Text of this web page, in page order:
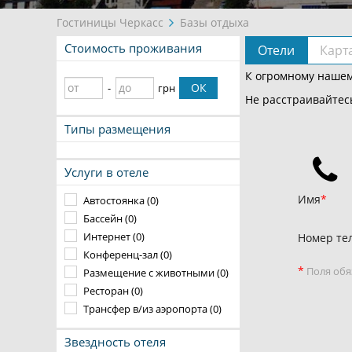
Гостиницы Черкасс Базы отдыха
Стоимость проживания
- грн ОК
Типы размещения
Услуги в отеле
Автостоянка (0)
Бассейн (0)
Интернет (0)
Конференц-зал (0)
Размещение с животными (0)
Ресторан (0)
Трансфер в/из аэропорта (0)
Звездность отеля
Отели
К огромному
Не
Имя
Номер
* Поля